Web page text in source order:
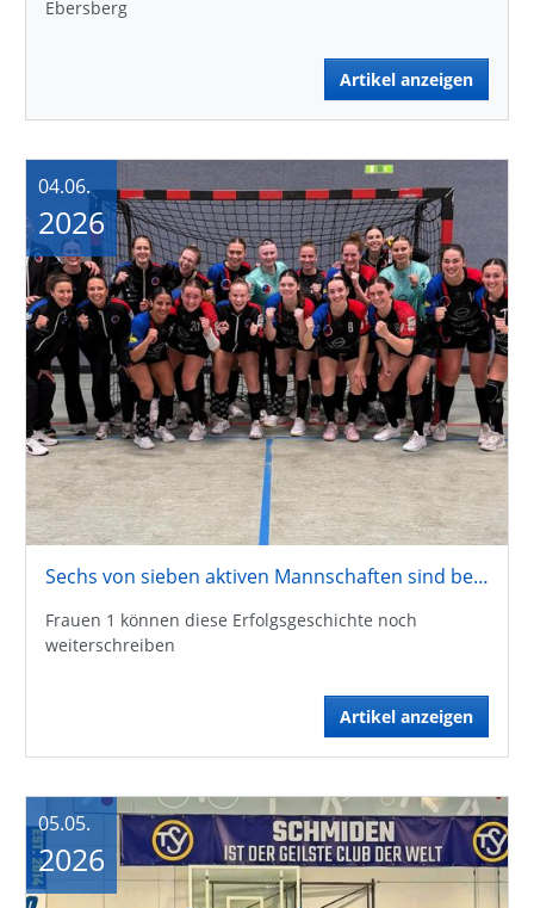
Ebersberg
Artikel anzeigen
Sechs von sieben aktiven Mannschaften sind bereits aufgestiegen
Frauen 1 können diese Erfolgsgeschichte noch
weiterschreiben
Artikel anzeigen
04.06.
2026
05.05.
2026